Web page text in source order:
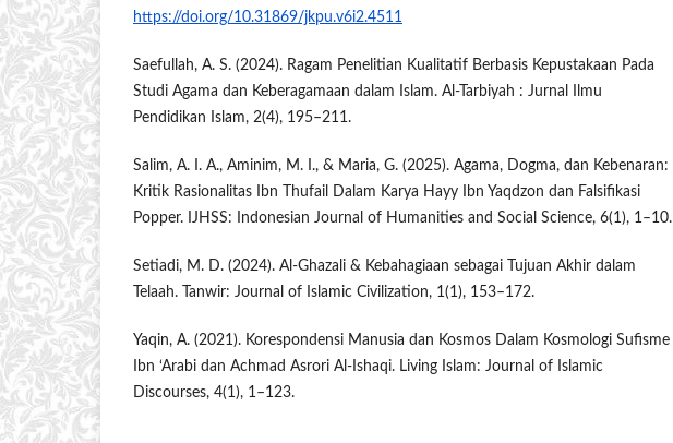
https://doi.org/10.31869/jkpu.v6i2.4511
Saefullah, A. S. (2024). Ragam Penelitian Kualitatif Berbasis Kepustakaan Pada
Studi Agama dan Keberagamaan dalam Islam. Al-Tarbiyah : Jurnal Ilmu
Pendidikan Islam, 2(4), 195–211.
Salim, A. I. A., Aminim, M. I., & Maria, G. (2025). Agama, Dogma, dan Kebenaran:
Kritik Rasionalitas Ibn Thufail Dalam Karya Hayy Ibn Yaqdzon dan Falsifikasi
Popper. IJHSS: Indonesian Journal of Humanities and Social Science, 6(1), 1–10.
Setiadi, M. D. (2024). Al-Ghazali & Kebahagiaan sebagai Tujuan Akhir dalam
Telaah. Tanwir: Journal of Islamic Civilization, 1(1), 153–172.
Yaqin, A. (2021). Korespondensi Manusia dan Kosmos Dalam Kosmologi Sufisme
Ibn ‘Arabi dan Achmad Asrori Al-Ishaqi. Living Islam: Journal of Islamic
Discourses, 4(1), 1–123.